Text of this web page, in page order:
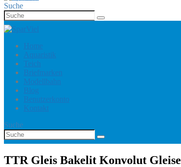
Suche
Home
Aquaristik
Teich
Briefmarken
Modellbahn
Blog
Benutzerkonto
Kontakt
Suche
TTR Gleis Bakelit Konvolut Gleise